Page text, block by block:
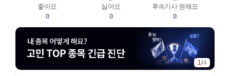
좋아요
0
싫어요
0
후속기사 원해요
0
2/4